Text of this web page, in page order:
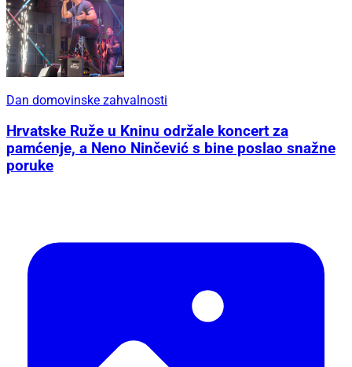
Dan domovinske zahvalnosti
Hrvatske Ruže u Kninu održale koncert za
pamćenje, a Neno Ninčević s bine poslao snažne
poruke